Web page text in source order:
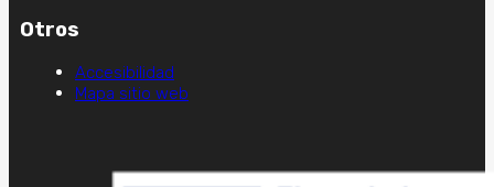
Otros
Accesibilidad
Mapa sitio web